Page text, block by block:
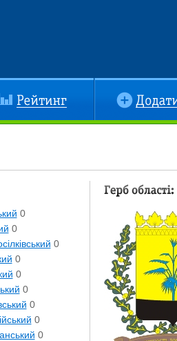
Додати
0
0
0
0
0
0
0
0
0
Герб області: